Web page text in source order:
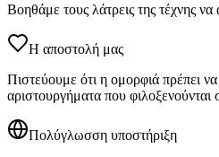
Βοηθάμε τους λάτρεις της τέχνης
Η αποστολή μας
Πιστεύουμε ότι η ομορφιά πρέπει
αριστουργήματα που
Πολύγλωσση υποστήριξη